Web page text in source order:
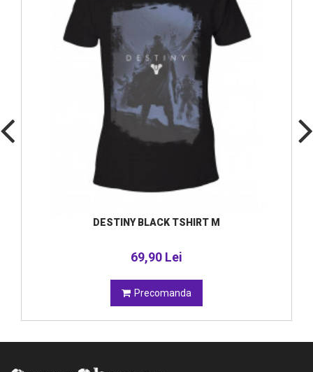
DESTINY BLACK TSHIRT M
69,90 Lei
Precomanda